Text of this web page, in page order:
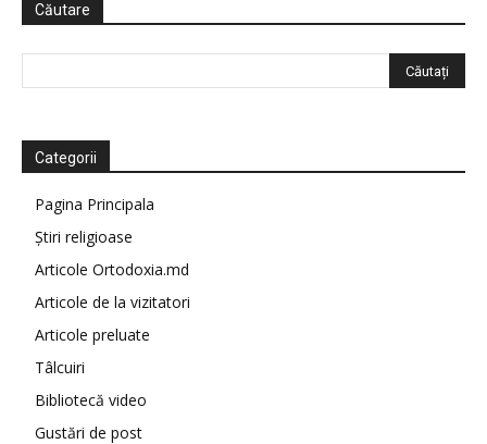
Căutare
Categorii
Pagina Principala
Știri religioase
Articole Ortodoxia.md
Articole de la vizitatori
Articole preluate
Tâlcuiri
Bibliotecă video
Gustări de post